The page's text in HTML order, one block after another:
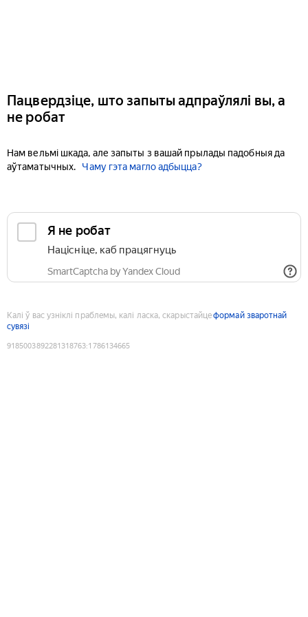
Пацвердзіце, што запыты адпраўлялі вы, а
не робат
Нам вельмі шкада, але запыты з вашай прылады падобныя да
аўтаматычных.
Чаму гэта магло адбыцца?
Я не робат
Націсніце, каб працягнуць
SmartCaptcha by Yandex Cloud
Калі ў вас узніклі праблемы, калі ласка, скарыстайцеформай зваротнай
сувязі
9185003892281318763:1786134665